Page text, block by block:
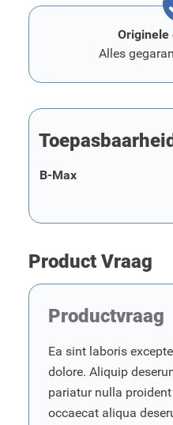
Originele
Alles
Toepasbaarheid
B-Max
Product Vraag
Productvraag
Ea sint laboris
dolore. Aliquip
pariatur nulla
occaecat aliqua